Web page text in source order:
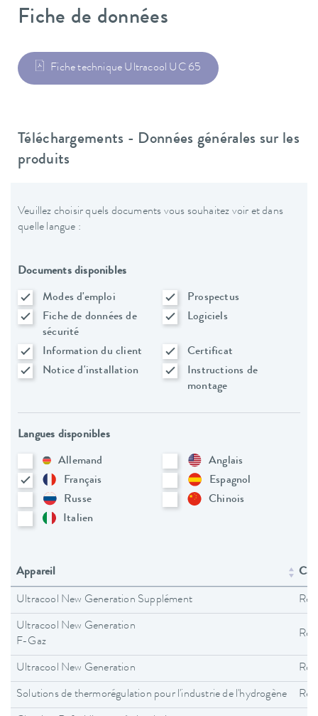
Fiche de données
Fiche technique Ultracool UC 65
Téléchargements - Données générales sur les
produits
Veuillez choisir quels documents vous souhaitez voir et dans
quelle langue :
Documents disponibles
Modes d'emploi
Prospectus
Fiche de données de
sécurité
Logiciels
Information du client
Certificat
Notice d'installation
Instructions de
montage
Langues disponibles
Allemand
Anglais
Français
Espagnol
Russe
Chinois
Italien
Appareil
Ultracool New Generation Supplément
Ultracool New Generation
F-Gaz
Ultracool New Generation
Solutions de thermorégulation pour l'industrie de l'hydrogène